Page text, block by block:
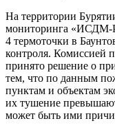
На территории
мониторинга «ИСДМ-
4 термоточки в
контроля. Комиссией
принято решение о
тем, что по данным
пунктам и объектам
их тушение
может быть ими